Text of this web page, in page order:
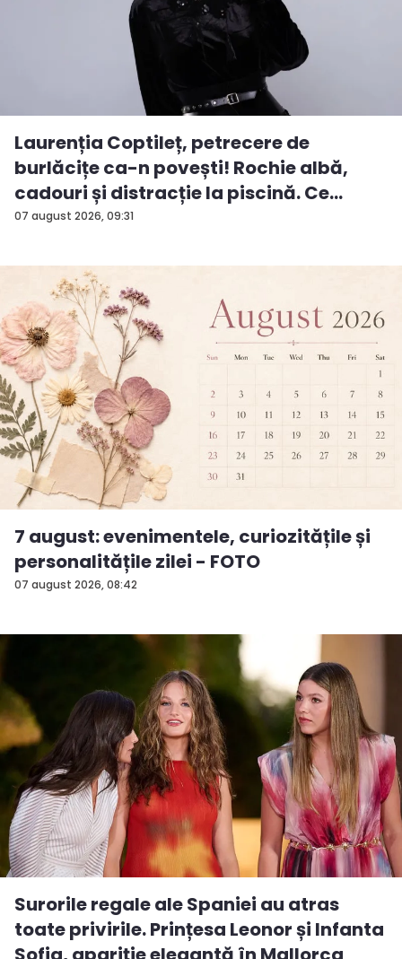
07 august 2026, 09:31
Laurenția Coptileț, petrecere de
burlăcițe ca-n povești! Rochie albă,
cadouri și distracție la piscină. Ce
surp...
07 august 2026, 08:42
7 august: evenimentele, curiozitățile și
personalitățile zilei - FOTO
Surorile regale ale Spaniei au atras
toate privirile. Prințesa Leonor și Infanta